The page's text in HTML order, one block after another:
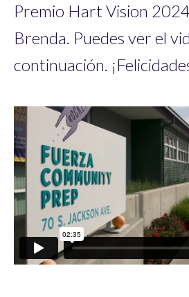
Premio Hart Vision
Brenda. Puedes ver el
continuación.